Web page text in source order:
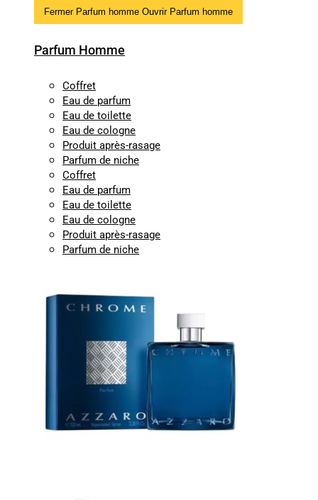
Fermer Parfum homme Ouvrir Parfum homme
Parfum Homme
Coffret
Eau de parfum
Eau de toilette
Eau de cologne
Produit après-rasage
Parfum de niche
Coffret
Eau de parfum
Eau de toilette
Eau de cologne
Produit après-rasage
Parfum de niche